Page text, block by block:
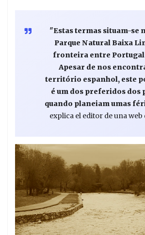
"Estas termas situam-se
Parque Natural Baixa
fronteira entre Portugal
Apesar de nos
território espanhol, este
é um dos preferidos dos
quando planeiam umas
explica el editor de una web